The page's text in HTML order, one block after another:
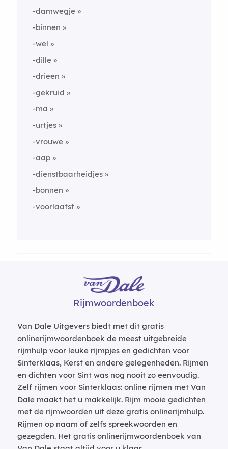
-damwegje
-binnen
-wel
-dille
-drieen
-gekruid
-ma
-urtjes
-vrouwe
-aap
-dienstbaarheidjes
-bonnen
-voorlaatst
Rijmwoordenboek
Van Dale Uitgevers biedt met dit gratis
onlinerijmwoordenboek de meest uitgebreide
rijmhulp voor leuke rijmpjes en gedichten voor
Sinterklaas, Kerst en andere gelegenheden. Rijmen
en dichten voor Sint was nog nooit zo eenvoudig.
Zelf rijmen voor Sinterklaas: online rijmen met Van
Dale maakt het u makkelijk. Rijm mooie gedichten
met de rijmwoorden uit deze gratis onlinerijmhulp.
Rijmen op naam of zelfs spreekwoorden en
gezegden. Het gratis onlinerijmwoordenboek van